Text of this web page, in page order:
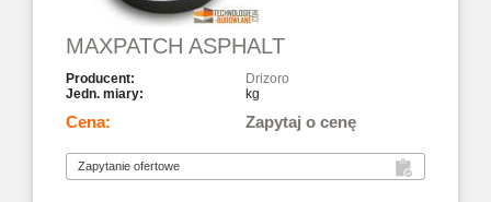
MAXPATCH ASPHALT
Drizoro
kg
Zapytaj o cenę